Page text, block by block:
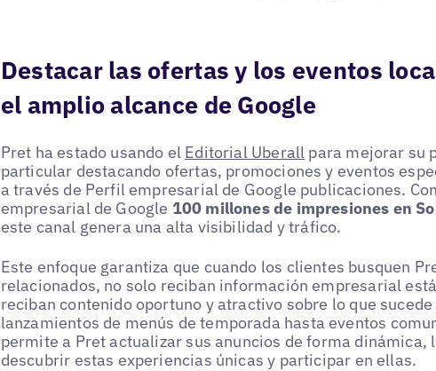
Destacar las ofertas y los eventos
el amplio alcance de Google
Pret ha estado usando el Editorial Uberall para mejorar su
particular destacando ofertas, promociones y eventos
a través de Perfil empresarial de Google publicaciones.
empresarial de Google 100 millones de impresiones en
este canal genera una alta visibilidad y tráfico.
Este enfoque garantiza que cuando los clientes busquen
relacionados, no solo reciban información empresarial
reciban contenido oportuno y atractivo sobre lo que
lanzamientos de menús de temporada hasta eventos
permite a Pret actualizar sus anuncios de forma dinámica,
descubrir estas experiencias únicas y participar en ellas.